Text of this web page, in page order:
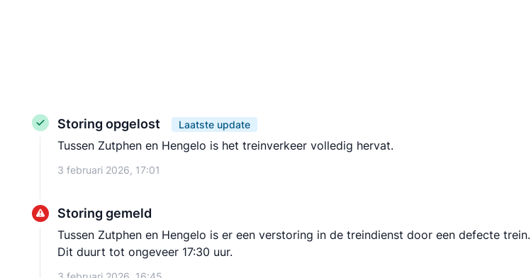
Storing opgelost Laatste update
Tussen Zutphen en Hengelo is het treinverkeer volledig hervat.
3 februari 2026, 17:01
Storing gemeld
Tussen Zutphen en Hengelo is er een verstoring in de treindienst door een defecte trein.
Dit duurt tot ongeveer 17:30 uur.